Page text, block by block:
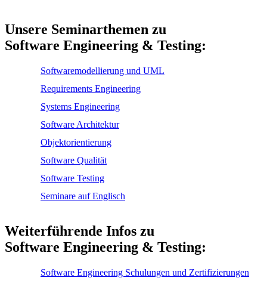
Unsere Seminarthemen zu
Software Engineering & Testing:
Softwaremodellierung und UML
Requirements Engineering
Systems Engineering
Software Architektur
Objektorientierung
Software Qualität
Software Testing
Seminare auf Englisch
Weiterführende Infos zu
Software Engineering & Testing:
Software Engineering Schulungen und Zertifizierungen